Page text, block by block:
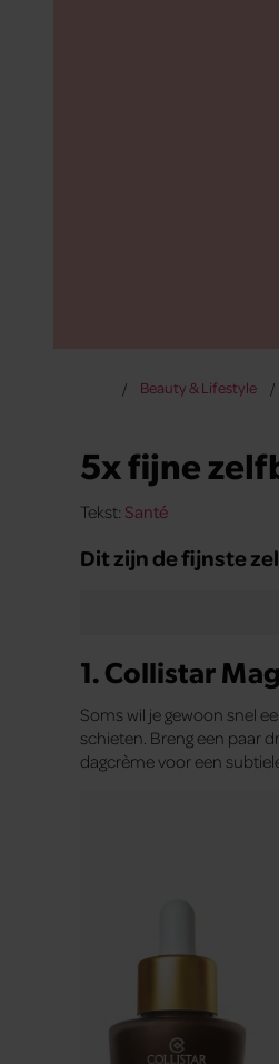
Beauty & Lifestyle
5x fijne
Tekst: Santé
Dit zijn de fijnste
1. Collistar
Soms wil je gewoon snel
schieten. Breng een paar
dagcrème voor een